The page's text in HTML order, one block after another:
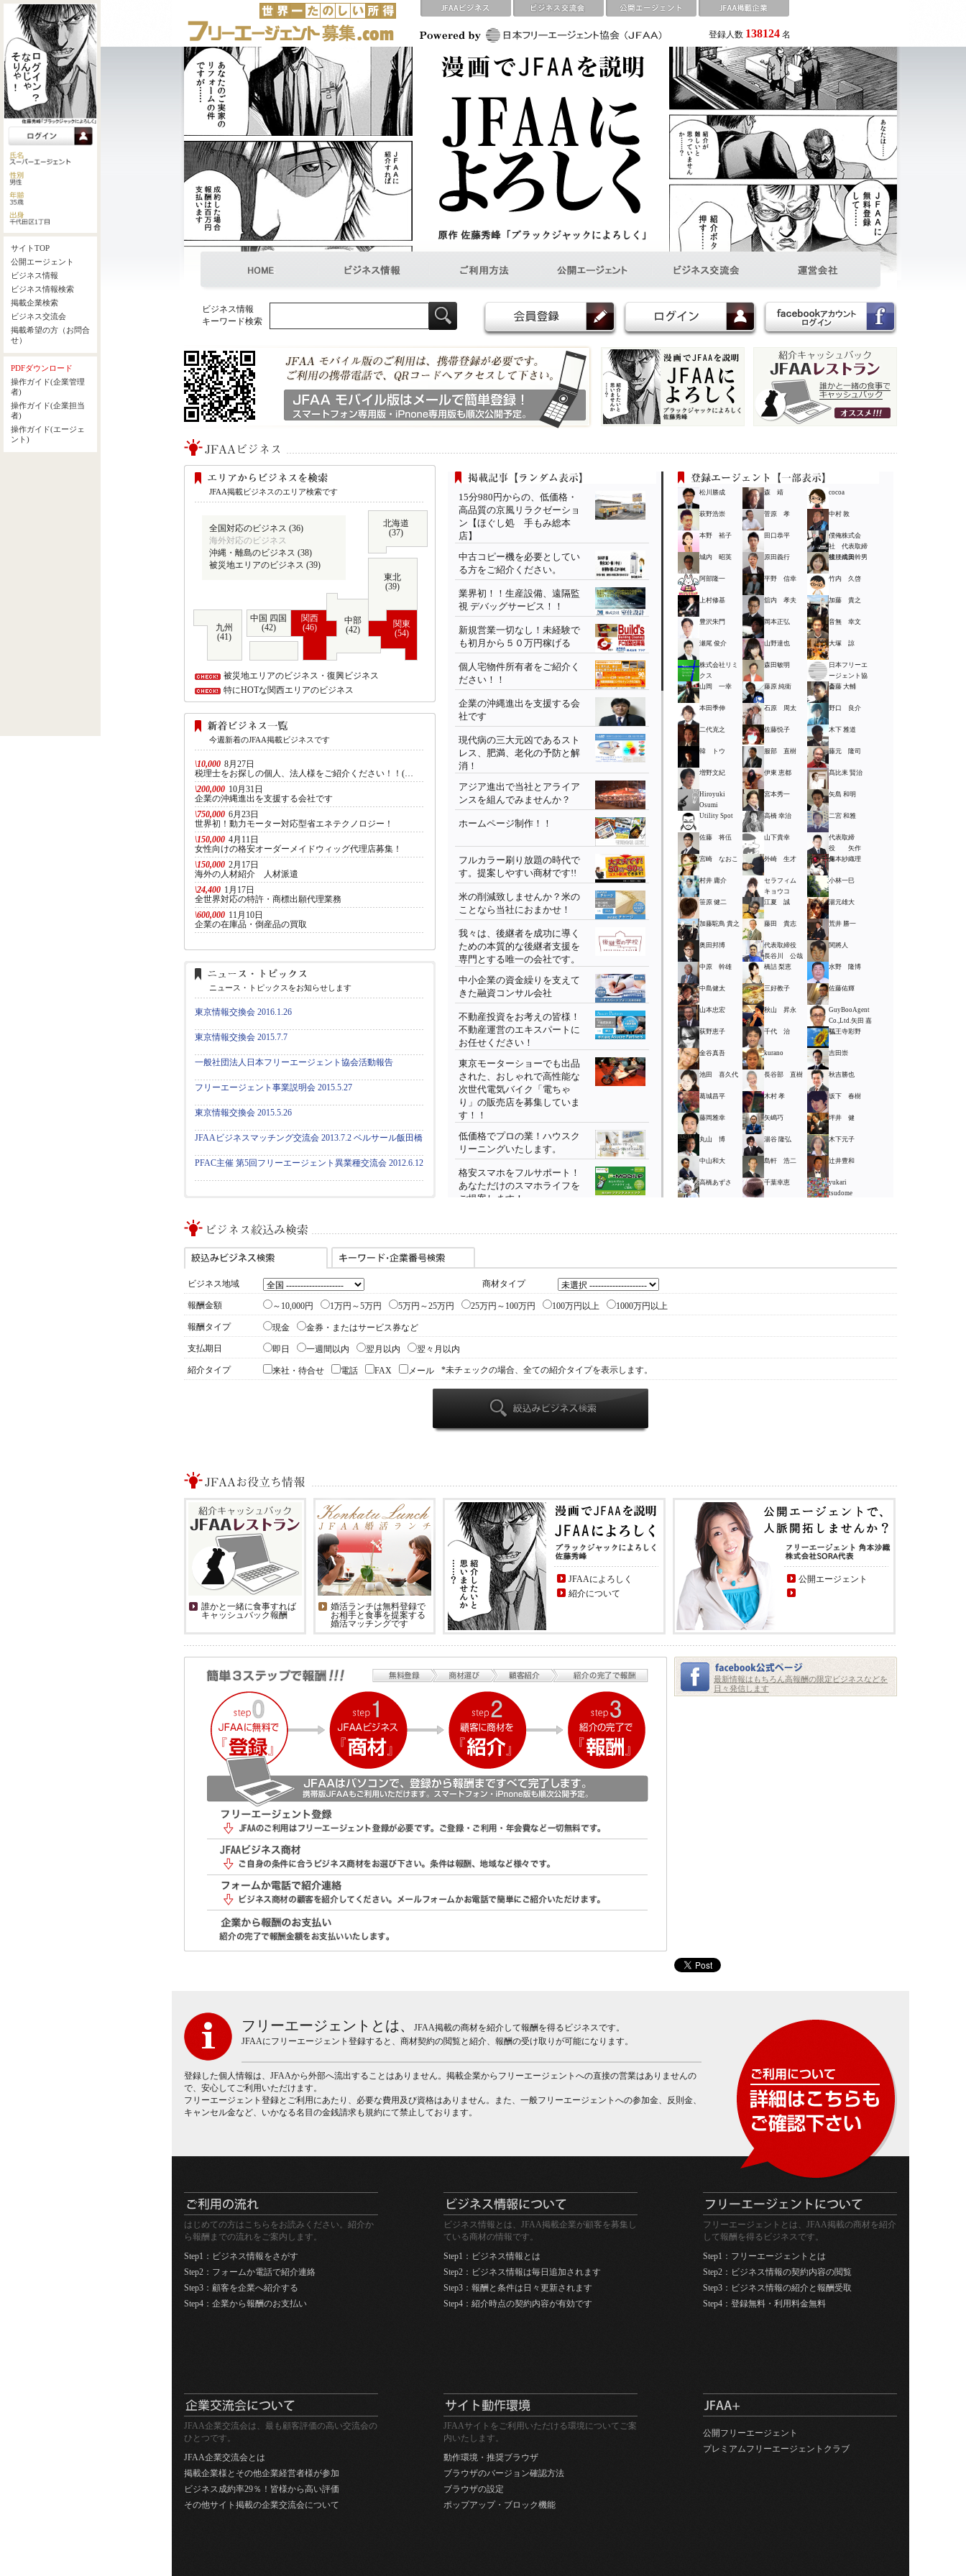
登録人数 138124 名
ビジネス情報
キーワード検索
15分980円からの、低価格・
高品質の京風リラクゼーショ
ン【ほぐし処 手もみ総本
店】
中古コピー機を必要としてい
る方をご紹介ください。
業界初！！生産設備、遠隔監
視 デバッグサービス！！
新規営業一切なし！未経験で
も初月から５０万円稼げる
個人宅物件所有者をご紹介く
ださい！！
企業の沖縄進出を支援する会
社です
現代病の三大元凶であるスト
レス、肥満、老化の予防と解
消！
アジア進出で当社とアライア
ンスを組んでみませんか？
ホームページ制作！！
フルカラー刷り放題の時代で
す。提案しやすい商材です!!
米の削減致しませんか？米の
ことなら当社におまかせ！
我々は、後継者を成功に導く
ための本質的な後継者支援を
専門とする唯一の会社です。
中小企業の資金繰りを支えて
きた融資コンサル会社
不動産投資をお考えの皆様！
不動産運営のエキスパートに
お任せください！
東京モーターショーでも出品
された、おしゃれで高性能な
次世代電気バイク「電ちゃ
り」の販売店を募集していま
す！！
低価格でプロの業！ハウスク
リーニングいたします。
格安スマホをフルサポート！
あなただけのスマホライフを
ご提案します！
ザ！！
省エネテクノロジー！
海外の人材紹介 人材派遣
学童保育+学習塾。新しいコ
ンセプトの「学童クラブ アウ
ラ」フランチャイズ募集！
税理士をお探しの個人、法人
様をご紹介ください！！(全国
紹介ください！
鳩でお悩みの方にご紹介下さ
い。
企業の在庫品・倒産品の買取
太陽光発電システムに特化し
たオーダーメイドの保険プロ
グラムをご提供します！
自己負担０円！屋根の調査・
コンパクトで多機能。 バッテ
リー充電式ポータブルＬＥＤ
ライト、ＪＤライト☆
顧客募集！無線機・トランシ
ーバーをどこよりも安く販
売・レンタル致します！
ハイスペック洗浄剤です！自
グッチ家４代目が生み出し
たなファッション。
作!!
初期費用0円。完全後付け方
式でトイレの水道代を30～
50%削減します！
Biz-IN あなたの経営に安心
ント保険
FX自動売買ソフト「FX-
ROBO」
プライベートジェット機の購
い！！
ービスです
オートロックシステムをお考
えの方を是非ご紹介下さい。
自己資金0円でマンション投
資！将来の不安も解消！
水性遮熱塗料・屋根リフォー
ム
松川勝成 森 靖 cocoa
萩野浩崇 菅原 孝 中村 敦
本野 裕子 田口恭平
僕俺株式会
社 代表取締
役 成田幹男
城内 昭英 原田義行 猪腰尚美
阿部隆一 平野 信幸 竹内 久啓
上村修基 舘内 孝夫 加藤 貴之
豊沢朱門 岡本正弘 音無 幸文
瀬尾 俊介 山野達也 大塚 諒
株式会社リミ
クス
森田敏明
日本フリーエ
ージェント協
会
山岡 一幸 藤原 純衛 斎藤 大輔
本田季伸 石原 周太 野口 良介
二代克之 佐藤悦子 木下 雅道
韓 トウ 服部 直樹 藤元 隆司
増野文紀 伊東 恵都 髙比耒 賢治
Hiroyuki
Osumi
宮本秀一 矢島 和明
Utility Spot 高橋 幸治 二宮 和雅
佐藤 将伍 山下貴幸
代表取締
役 矢作
保
宮崎 なおこ 外崎 生才 角本紗織理
村井 庸介
セラフィム
キョウコ
小林一巳
笹原 健二 江夏 誠 湯元雄大
加藤駝鳥 貴之 藤田 貴志 荒井 勝一
奥田邦博
代表取締役
長谷川 公哉
関將人
中原 幹雄 橋詰 梨恵 水野 隆博
中島健太 三好教子 佐藤佑輝
山本忠宏 秋山 昇永
GuyBooAgent
Co.,Ltd.矢田 嘉
弘
荻野恵子 千代 治 福王寺彩野
金谷真吾 kurano 吉田崇
池田 喜久代 長谷部 直樹 秋吉勝也
葛城昌平 木村 孝 坂下 春樹
藤岡雅幸 矢嶋巧 坪井 健
丸山 博 湯谷 隆弘 木下元子
中山和大 島軒 浩二 辻井豊和
高橋あずさ 千葉幸恵
yukari
tsudome
高橋 健太 加藤 優次 兼綱
菊池 大輔 川上大輝 三木健吾
山本山男 吉田裕城
役 二宮
不二雄
七瀬 悠 三科好造 佐藤修
田中 花子 植松 謙 大和田 渉
小野佳美
桑原良太 山吹多美雄
細越 威宏
西山 和広 太田真綺
車 鳳錫
（チャボンソ
ク）
中村喜文 植森 宏昌 藤原 純衛
山下 甫 小川家孝 森 俊祐
JFAA掲載ビジネスのエリア検索です
全国対応のビジネス (36)
海外対応のビジネス
沖縄・離島のビジネス (38)
被災地エリアのビジネス (39)
北海道
(37)
東北
(39)
関東
(54)
中部
(42)
関西
(46)
中国 四国
(42)
九州
(41)
被災地エリアのビジネス・復興ビジネス
特にHOTな関西エリアのビジネス
今週新着のJFAA掲載ビジネスです
\10,000 8月27日
税理士をお探しの個人、法人様をご紹介ください！！(…
\200,000 10月31日
企業の沖縄進出を支援する会社です
\750,000 6月23日
世界初！動力モーター対応型省エネテクノロジー！
\150,000 4月11日
女性向けの格安オーダーメイドウィッグ代理店募集！
\150,000 2月17日
海外の人材紹介 人材派遣
\24,400 1月17日
全世界対応の特許・商標出願代理業務
\600,000 11月10日
企業の在庫品・倒産品の買取
ニュース・トピックスをお知らせします
東京情報交換会 2016.1.26
東京情報交換会 2015.7.7
一般社団法人日本フリーエージェント協会活動報告
フリーエージェント事業説明会 2015.5.27
東京情報交換会 2015.5.26
JFAAビジネスマッチング交流会 2013.7.2 ベルサール飯田橋
PFAC主催 第5回フリーエージェント異業種交流会 2012.6.12
ビジネス地域 商材タイプ
報酬金額 ～10,000円 1万円～5万円 5万円～25万円 25万円～100万円 100万円以上 1000万円以上
報酬タイプ 現金 金券・またはサービス券など
支払期日 即日 一週間以内 翌月以内 翌々月以内
紹介タイプ 来社・待合せ 電話 FAX メール *未チェックの場合、全ての紹介タイプを表示します。
誰かと一緒に食事すれば
キャッシュバック報酬
婚活ランチは無料登録で
お相手と食事を提案する
婚活マッチングです
JFAAによろしく
紹介について
公開エージェント
最新情報はもちろん高報酬の限定ビジネスなどを
日々発信します
フリーエージェントとは、
JFAA掲載の商材を紹介して報酬を得るビジネスです。
JFAAにフリーエージェント登録すると、商材契約の閲覧と紹介、報酬の受け取りが可能になります。
登録した個人情報は、JFAAから外部へ流出することはありません。掲載企業からフリーエージェントへの直接の営業はありませんの
で、安心してご利用いただけます。
フリーエージェント登録とご利用にあたり、必要な費用及び資格はありません。また、一般フリーエージェントへの参加金、反則金、
キャンセル金など、いかなる名目の金銭請求も規約にて禁止しております。
はじめての方はこちらをお読みください。紹介か
ら報酬までの流れをご案内します。
Step1：ビジネス情報をさがす
Step2：フォームか電話で紹介連絡
Step3：顧客を企業へ紹介する
Step4：企業から報酬のお支払い
ビジネス情報とは、JFAA掲載企業が顧客を募集し
ている商材の情報です。
Step1：ビジネス情報とは
Step2：ビジネス情報は毎日追加されます
Step3：報酬と条件は日々更新されます
Step4：紹介時点の契約内容が有効です
フリーエージェントとは、JFAA掲載の商材を紹介
して報酬を得るビジネスです。
Step1：フリーエージェントとは
Step2：ビジネス情報の契約内容の閲覧
Step3：ビジネス情報の紹介と報酬受取
Step4：登録無料・利用料金無料
JFAA企業交流会は、最も顧客評価の高い交流会の
ひとつです。
JFAA企業交流会とは
掲載企業様とその他企業経営者様が参加
ビジネス成約率29％！皆様から高い評価
その他サイト掲載の企業交流会について
JFAAサイトをご利用いただける環境についてご案
内いたします。
動作環境・推奨ブラウザ
ブラウザのバージョン確認方法
ブラウザの設定
ポップアップ・ブロック機能
公開フリーエージェント
プレミアムフリーエージェントクラブ